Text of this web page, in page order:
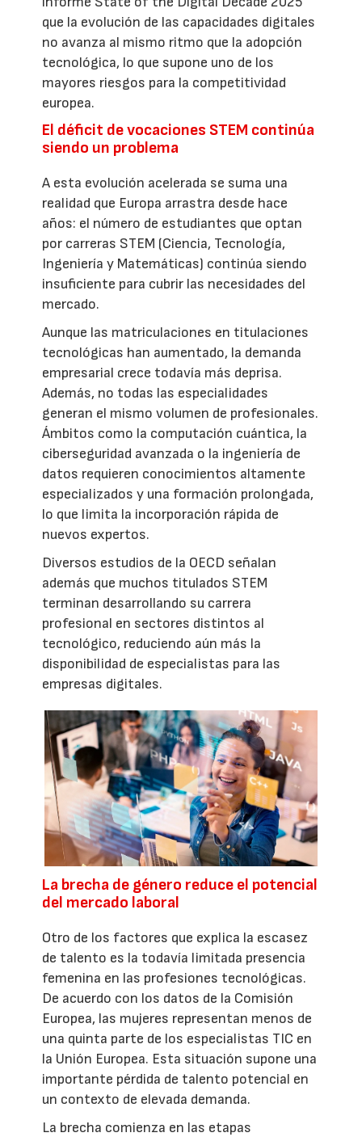
que la evolución de las capacidades digitales
no avanza al mismo ritmo que la adopción
tecnológica, lo que supone uno de los
mayores riesgos para la competitividad
europea.
El déficit de vocaciones STEM continúa
siendo un problema
A esta evolución acelerada se suma una
realidad que Europa arrastra desde hace
años: el número de estudiantes que optan
por carreras STEM (Ciencia, Tecnología,
Ingeniería y Matemáticas) continúa siendo
insuficiente para cubrir las necesidades del
mercado.
Aunque las matriculaciones en titulaciones
tecnológicas han aumentado, la demanda
empresarial crece todavía más deprisa.
Además, no todas las especialidades
generan el mismo volumen de profesionales.
Ámbitos como la computación cuántica, la
ciberseguridad avanzada o la ingeniería de
datos requieren conocimientos altamente
especializados y una formación prolongada,
lo que limita la incorporación rápida de
nuevos expertos.
Diversos estudios de la OECD señalan
además que muchos titulados STEM
terminan desarrollando su carrera
profesional en sectores distintos al
tecnológico, reduciendo aún más la
disponibilidad de especialistas para las
empresas digitales.
La brecha de género reduce el potencial
del mercado laboral
Otro de los factores que explica la escasez
de talento es la todavía limitada presencia
femenina en las profesiones tecnológicas.
De acuerdo con los datos de la Comisión
Europea, las mujeres representan menos de
una quinta parte de los especialistas TIC en
la Unión Europea. Esta situación supone una
importante pérdida de talento potencial en
un contexto de elevada demanda.
La brecha comienza en las etapas